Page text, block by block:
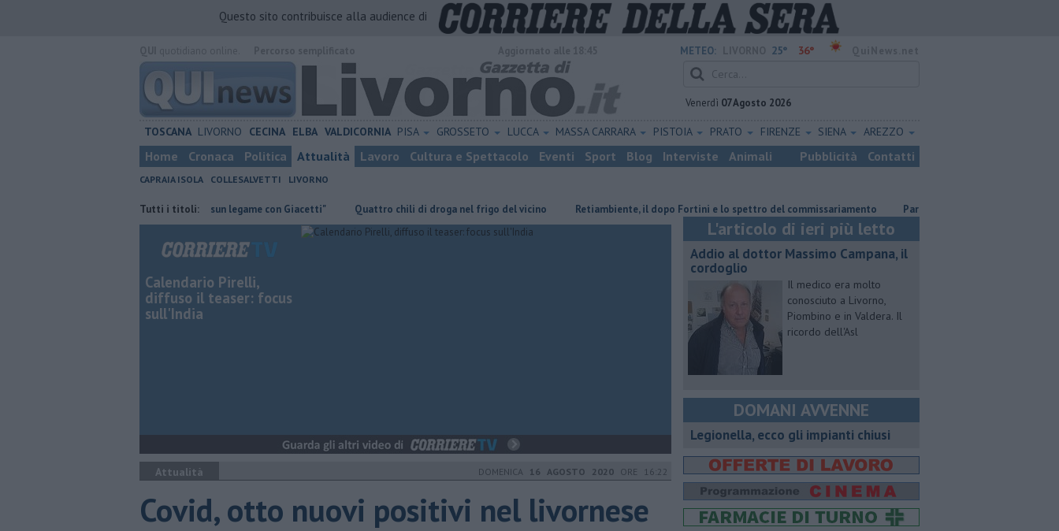
Questo sito contribuisce alla audience di
METEO: 25° 36°
Venerdì 07 Agosto 2026
TOSCANA LIVORNO CECINA ELBA VALDICORNIA PISA GROSSETO LUCCA MASSA CARRARA PISTOIA PRATO FIRENZE SIENA AREZZO
Home Cronaca Politica Attualità Lavoro Cultura e Spettacolo Eventi Sport Blog Interviste Animali Pubblicità Contatti
CAPRAIA ISOLA COLLESALVETTI LIVORNO
Tutti i titoli:
Retiambiente, M5S: "Nessun legame con Giacetti" Quattro chili di droga nel frigo del vicino Retiambiente, il dopo Fortini e lo spettro del commissariamento Parco eolico in mare, Confagricoltura
Calendario Pirelli,
diffuso il teaser: focus
sull'India
Attualità DOMENICA 16 AGOSTO 2020 ORE 16:22
Covid, otto nuovi positivi nel livornese
L'articolo di ieri più letto
Addio al dottor Massimo Campana, il
cordoglio
Il medico era molto
conosciuto a Livorno,
Piombino e in Valdera. Il
ricordo dell'Asl
DOMANI AVVENNE
Legionella, ecco gli impianti chiusi